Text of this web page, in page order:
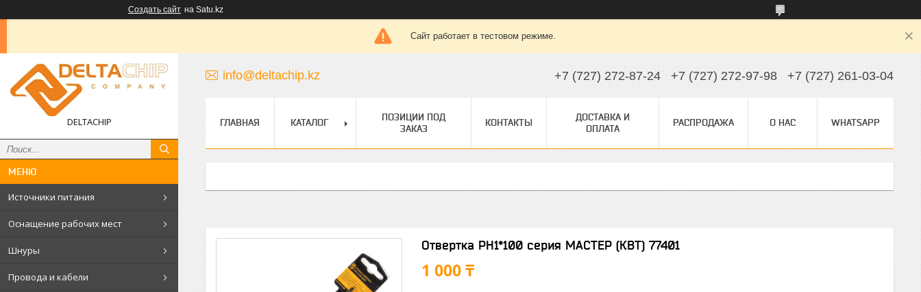
Создать сайт на Satu.kz
Сайт работает в тестовом режиме.
DELTACHIP
Источники питания
Оснащение рабочих мест
Шнуры
Провода и кабели
info@deltachip.kz +7 (727) 272-87-24 +7 (727) 272-97-98 +7 (727) 261-03-04
ГЛАВНАЯ КАТАЛОГ
ПОЗИЦИИ ПОД
ЗАКАЗ
КОНТАКТЫ
ДОСТАВКА И
ОПЛАТА
РАСПРОДАЖА О НАС WHATSAPP
Отвертка PH1*100 серия МАСТЕР (КВТ) 77401
1 000 ₸